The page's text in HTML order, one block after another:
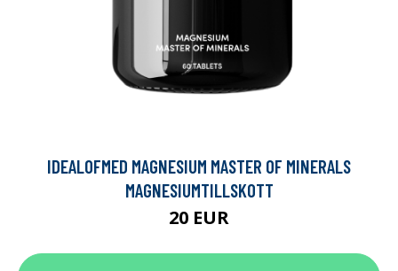
IDEALOFMED MAGNESIUM MASTER OF MINERALS
MAGNESIUMTILLSKOTT
20 EUR